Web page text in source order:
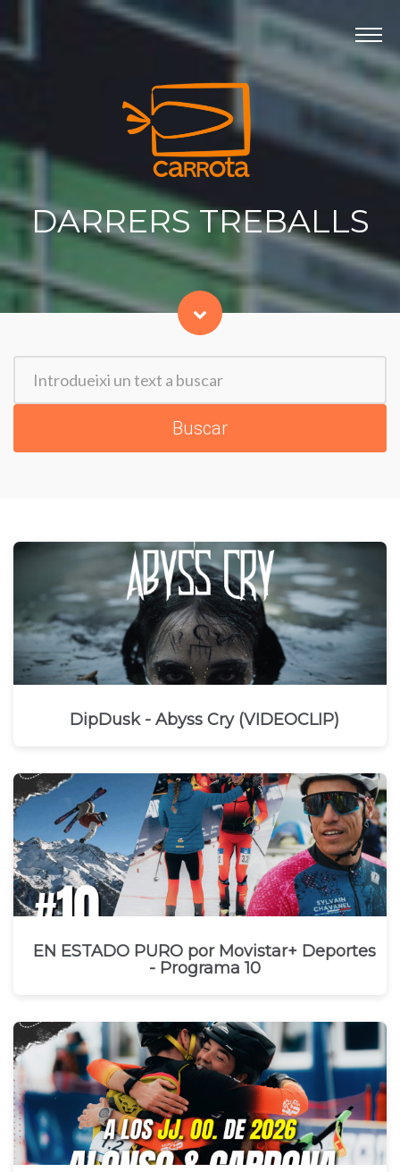
Panell de gestió de galetes
INICI
PRODUCTORA
DARRERS TREBALLS
SERVEIS
CONTACTE
DARRERS TREBALLS
DipDusk - Abyss Cry (VIDEOCLIP)
EN ESTADO PURO por Movistar+ Deportes
- Programa 10